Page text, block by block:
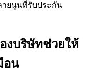
ยนูนที่รับประกัน
งบริษัทช่วยให้
อน